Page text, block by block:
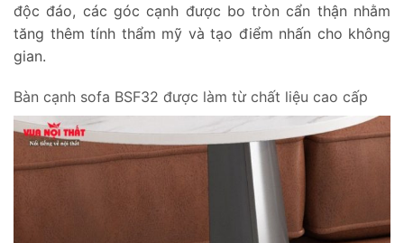
độc đáo, các góc cạnh được bo tròn cẩn thận nhằm
tăng thêm tính thẩm mỹ và tạo điểm nhấn cho không
gian.
Bàn cạnh sofa BSF32 được làm từ chất liệu cao cấp